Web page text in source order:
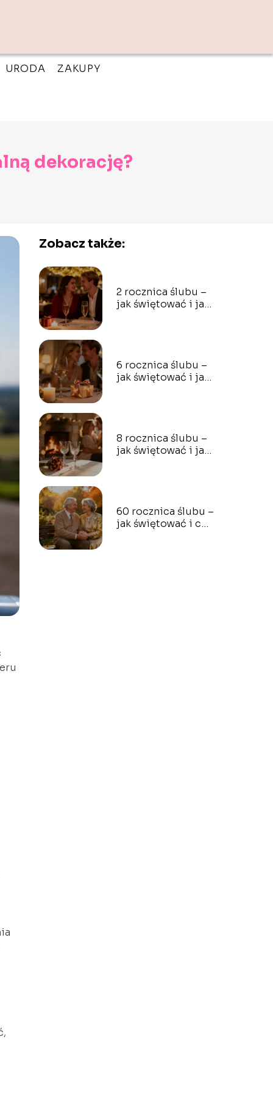
URODA ZAKUPY
dekorację?
Zobacz także:
2 rocznica ślubu –
jak świętować i jaki
6 rocznica ślubu –
jak świętować i jaki
8 rocznica ślubu –
jak świętować i jaki
60 rocznica ślubu –
jak świętować i co